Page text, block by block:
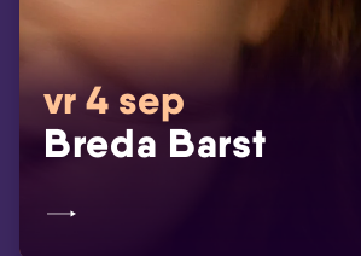
vr 4 sep
Breda Barst